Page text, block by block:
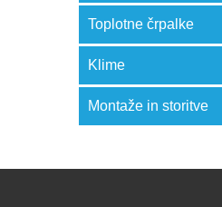
Toplotne črpalke
Klime
Montaže in storitve